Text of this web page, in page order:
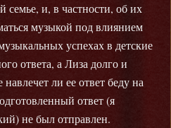
семье, и, в частности, об их
музыкой под влиянием
успехах в детские
ответа, а Лиза долго и
ли ее ответ беду на
ответ (я
не был отправлен.